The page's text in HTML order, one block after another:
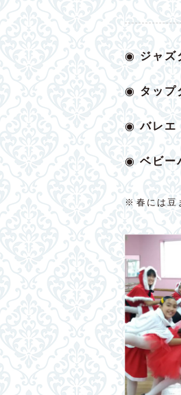
◉ ジャズ
◉ タップ
◉バレエ
◉ベビー
※春には豆